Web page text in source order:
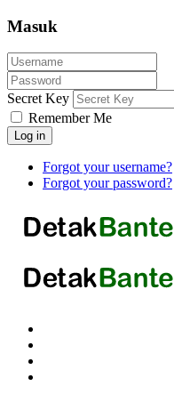
Masuk
Secret Key
Remember Me
Log in
Forgot your username?
Forgot your password?